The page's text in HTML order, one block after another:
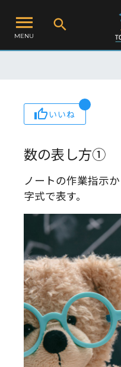
MENU
いいね
数の表し方①
ノートの作業指示
字式で表す。